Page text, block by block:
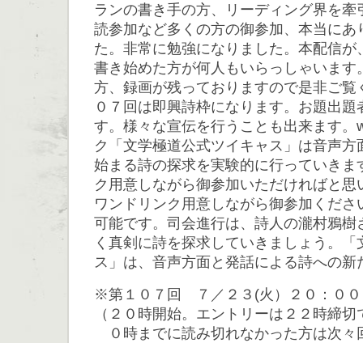
ランの書き手の方、リーディング界を
読参加など多くの方の御参加、本当にあ
た。非常に勉強になりました。本配信が
書き始めた方が何人もいらっしゃいます
方、録画が残っておりますので是非ご覧
０７回は即興詩枠になります。お題出
す。様々な宣伝を行うことも出来ます。
ク「文学極道公式ツイキャス」は音声
始まる詩の探求を実験的に行っていきま
ク用意しながら御参加いただければと
ワンドリンク用意しながら御参加くだ
可能です。司会進行は、詩人の瀧村鴉樹
く真剣に詩を探求していきましょう。
ス」は、音声方面と発話による詩への新
※第１０７回 ７／２３(火）２０：０
（２０時開始。エントリーは２２時締切
０時までに読み切れなかった方は次々